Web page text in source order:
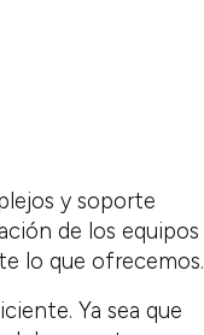
y soporte
de los equipos
lo que ofrecemos.
Ya sea que